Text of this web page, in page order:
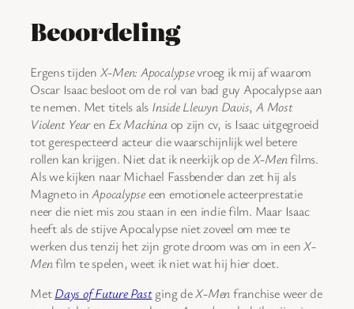
Beoordeling
Ergens tijden X-Men: Apocalypsevroeg ik mij af waarom
Oscar Isaac besloot om de rol van bad guy Apocalypse aan
te nemen. Met titels als Inside Llewyn Davis, A Most
Violent Yearen Ex Machinaop zijn cv, is Isaac uitgegroeid
tot gerespecteerd acteur die waarschijnlijk wel betere
rollen kan krijgen. Niet dat ik neerkijk op deX-Menfilms.
Als we kijken naar Michael Fassbender dan zet hij als
Magneto inApocalypseeen emotionele acteerprestatie
neer die niet mis zou staan in een indie film. Maar Isaac
heeft als de stijve Apocalypse niet zoveel om mee te
werken dus tenzij het zijn grote droom was om in eenX-
Menfilm te spelen, weet ik niet wat hij hier doet.
MetDays of Future Pastging deX-Menfranchise weer de